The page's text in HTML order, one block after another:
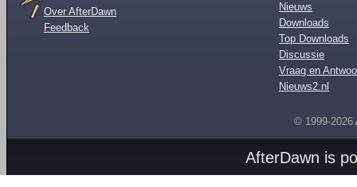
Over AfterDawn
Feedback
Nieuws
Downloads
Top Downloads
Discussie
Vraag en
Nieuws2.nl
© 1999-2026
AfterDawn is